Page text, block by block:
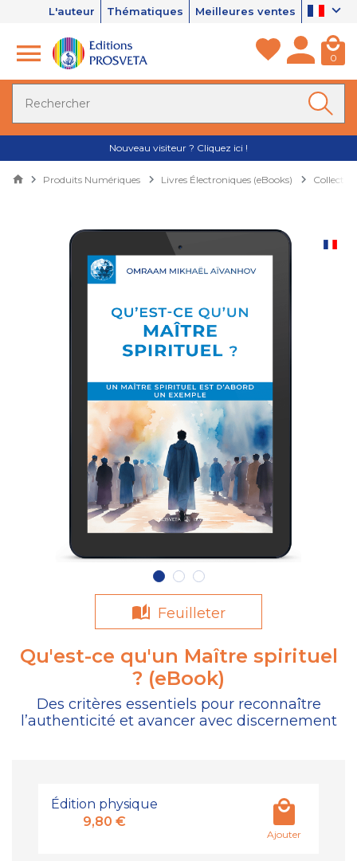
L'auteur Thématiques Meilleures ventes
0
Nouveau visiteur ? Cliquez ici !
Produits Numériques Livres Électroniques (eBooks)
Feuilleter
Qu'est-ce qu'un Maître spirituel
? (eBook)
Des critères essentiels pour reconnaître
l’authenticité et avancer avec discernement
Édition physique
9,80 €
Ajouter